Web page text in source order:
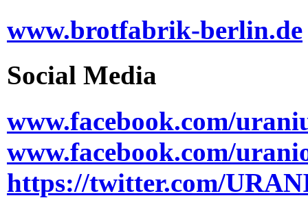
www.brotfabrik-berlin.de
Social Media
www.facebook.com/
www.facebook.com/
https://twitter.com/